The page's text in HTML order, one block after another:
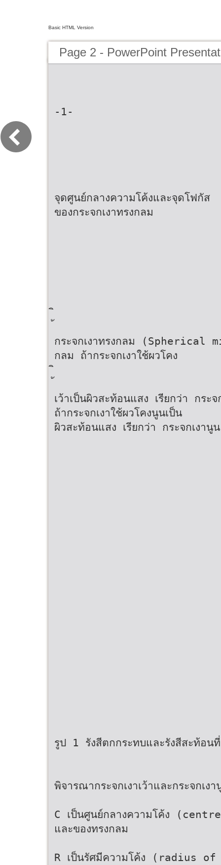
Basic HTML Version
Page 2 - PowerPoint
-1-
จุดศูนย์กลางความโค้งและจุดโฟกัส
ของกระจกเงาทรงกลม
กระจกเงาทรงกลม (Spherical
กลม ถ้ากระจกเงาใช้ผวโคง
เว้าเป็นผิวสะท้อนแสง เรียกว่า ก
ถ้ากระจกเงาใช้ผวโคงนูนเป็น
ผิวสะท้อนแสง เรียกว่า กระจกเง
รูป 1 รังสีตกกระทบและรังสีสะท้อนที่
พิจารณากระจกเงาเว้าและกระจกเงา
C เป็นศูนย์กลางความโค้ง
และของทรงกลม
R เป็นรัศมีความโค้ง (radius of